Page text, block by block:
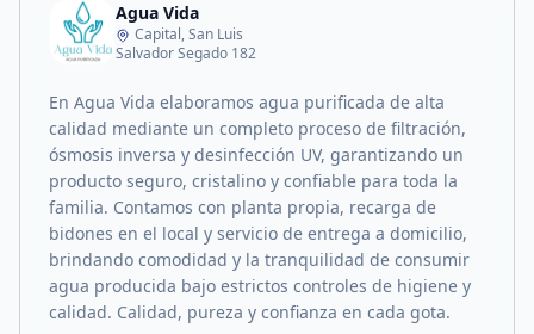
Agua Vida
Capital, San Luis
Salvador Segado 182
En Agua Vida elaboramos agua purificada de alta
calidad mediante un completo proceso de filtración,
ósmosis inversa y desinfección UV, garantizando un
producto seguro, cristalino y confiable para toda la
familia. Contamos con planta propia, recarga de
bidones en el local y servicio de entrega a domicilio,
brindando comodidad y la tranquilidad de consumir
agua producida bajo estrictos controles de higiene y
calidad. Calidad, pureza y confianza en cada gota.